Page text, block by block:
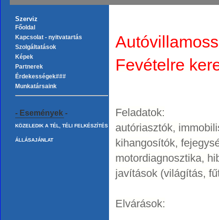
Szerviz
Főoldal
Kapcsolat - nyitvatartás
Szolgáltatások
Képek
Partnerek
Érdekességek###
Munkatársaink
- Események -
KÖZELEDIK A TÉL, TÉLI FELKÉSZÍTÉS
ÁLLÁSAJÁNLAT
Fevételre
Feladatok:
autóriasztók,
kihangosítók,
motordiagnosztika,
javítások (világítás,
Elvárások: